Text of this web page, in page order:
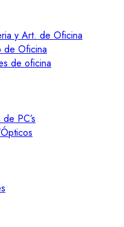
y Art. de Oficina
de Oficina
de oficina
PC’s